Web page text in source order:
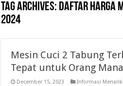
Tag Archives: Daftar harga
2024
Mesin Cuci 2 Tabung
Tepat untuk Orang
December 15, 2023 Informasi Menarik